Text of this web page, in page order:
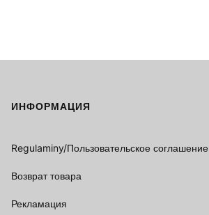
Footer menu
ИНФОРМАЦИЯ
Regulaminy/Пользовательское соглашение
Возврат товара
Рекламация